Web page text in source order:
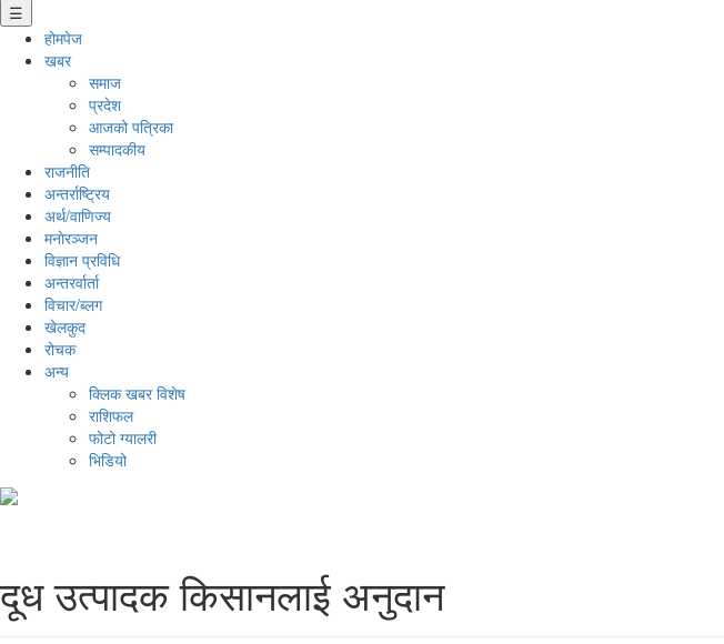
☰
होमपेज
खबर
समाज
प्रदेश
आजको पत्रिका
सम्पादकीय
राजनीति
अन्तर्राष्ट्रिय
अर्थ/वाणिज्य
मनाेरञ्जन
विज्ञान प्रविधि
अन्तरर्वार्ता
विचार/ब्लग
खेलकुद
रोचक
अन्य
क्लिक खबर विशेष
राशिफल
फोटो ग्यालरी
भिडियो
दूध उत्पादक किसानलाई अनुदान